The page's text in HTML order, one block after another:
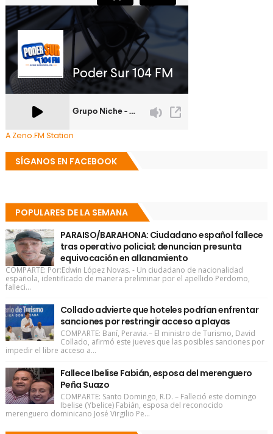
A Zeno.FM Station
SÍGANOS EN FACEBOOK
POPULARES DE LA SEMANA
PARAISO/BARAHONA: Ciudadano español fallece
tras operativo policial; denuncian presunta
equivocación en allanamiento
COMPARTE: Por:Edwin López Novas. - Un ciudadano de nacionalidad
española, identificado de manera preliminar por el apellido Perdomo,
falleci...
Collado advierte que hoteles podrían enfrentar
sanciones por restringir acceso a playas
COMPARTE: Baní, Peravia.– El ministro de Turismo, David
Collado, afirmó este jueves que las posibles sanciones por
impedir el libre acceso a...
Fallece Ibelise Fabián, esposa del merenguero
Peña Suazo
COMPARTE: Santo Domingo, R.D. – Falleció este domingo
Ibelise (Ybelice) Fabián, esposa del reconocido
merenguero dominicano José Virgilio Pe...